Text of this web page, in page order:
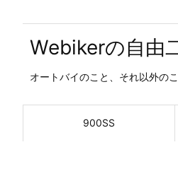
Webikerの自由
オートバイのこと、それ以外の
900SS